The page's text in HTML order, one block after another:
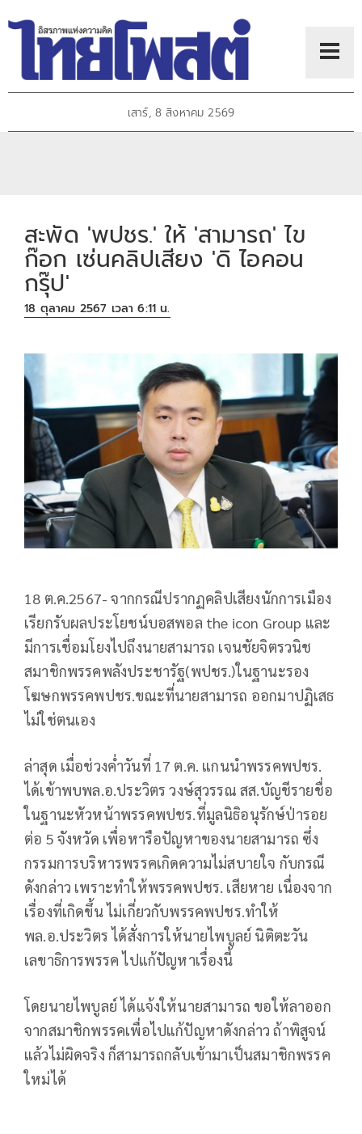
เสาร์, 8 สิงหาคม 2569
สะพัด 'พปชร.' ให้​ 'สามารถ' ไข
ก๊อก เซ่นคลิปเสียง 'ดิ ไอคอน
กรุ๊ป'
18 ตุลาคม 2567 เวลา 6:11 น.
18 ต.ค.2567- จากกรณีปรากฏคลิปเสียงนักการเมือง​
เรียกรับผลประโยชน์บอสพอล the icon Group และ
มีการเชื่อมโยงไปถึงนายสามารถ เจนชัยจิตรวนิช​
สมาชิกพรรคพลัง​ประชา​รัฐ​(พปชร.)ในฐานะรอง
โฆษกพรรคพปชร.ขณะที่นายสามารถ ออกมาปฏิเสธ
ไม่ใช่ตนเอง
ล่าสุด ​เมื่อช่วงค่ำวันที่ 17 ต.ค. แกนนำพรรคพปชร.​
ได้เข้าพบพล.อ.ประวิตร​ วงษ์สุวรรณ​ สส.บัญชีรายชื่อ
ในฐานะหัวหน้าพรรคพปชร.ที่มูลนิธิอนุรักษ์ป่ารอย
ต่อ 5 จังหวัด เพื่อหารือปัญหาของนายสามารถ ซึ่ง
กรรมการบริหารพรรค​เกิดความไม่สบายใจ​ กับกรณี
ดังกล่าว เพราะทำให้พรรคพปชร.​ เสียหาย เนื่องจาก
เรื่องที่เกิดขึ้น​ ไม่เกี่ยวกับพรรคพปชร.ทำให้
พล.อ.ประวิตร​ ได้สั่งการให้นายไพบูลย์​ นิติตะวัน​
เลขาธิการพรรค​ ไปแก้ปัญหาเรื่องนี้​
โดยนายไพบูลย์ ได้แจ้งให้นายสามารถ​ ขอให้ลาออก
จากสมาชิกพรรค​เพื่อไปแก้ปัญหาดังกล่าว ถ้าพิสูจน์
แล้ว​ไม่ผิดจริง​ ก็สามารถกลับเข้ามาเป็นสมาชิกพรรค
ใหม่ได้​